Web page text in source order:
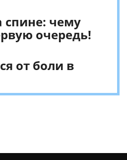
спине: чему
очередь!
от боли в